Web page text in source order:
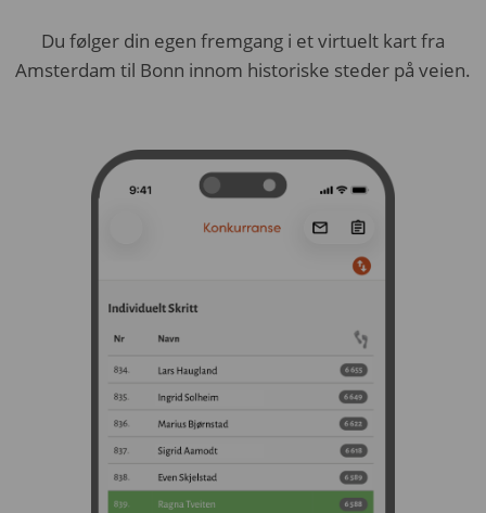
Du følger din egen fremgang i et virtuelt kart fra
Amsterdam til Bonn innom historiske steder på veien.